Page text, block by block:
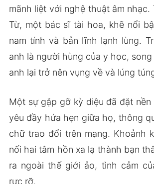
mãnh liệt với nghệ thuật âm nhạc.
Từ, một bác sĩ tài hoa, khẽ nổi
nam tính và bản lĩnh lạnh lùng.
anh là người hùng của y học,
anh lại trở nên vụng về và lúng
Một sự gặp gỡ kỳ diệu đã đặt nền
yêu đầy hứa hẹn giữa họ, thông
chữ trao đổi trên mạng. Khoảnh
nối hai tâm hồn xa lạ thành bạn
ra ngoài thế giới ảo, tình cảm
rực rỡ.